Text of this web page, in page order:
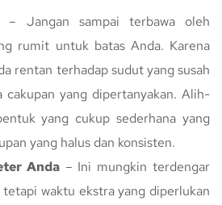
– Jangan sampai terbawa oleh
rumit untuk batas Anda. Karena
rentan terhadap sudut yang susah
cakupan yang dipertanyakan. Alih-
yang cukup sederhana yang
yang halus dan konsisten.
Anda– Ini mungkin terdengar
waktu ekstra yang diperlukan